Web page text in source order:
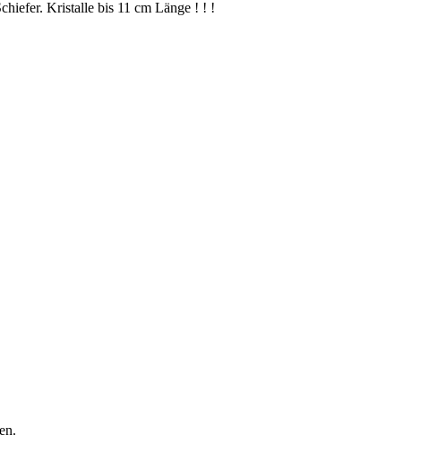
Kristalle bis 11 cm Länge ! ! !